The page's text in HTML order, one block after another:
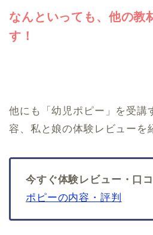
なんといっても、他の教
す！
他にも「幼児ポピー」を受講
容、私と娘の体験レビューを
今すぐ体験レビュー・口
ポピーの内容・評判